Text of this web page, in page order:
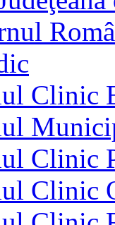
Clinic
Clinic
Clinic